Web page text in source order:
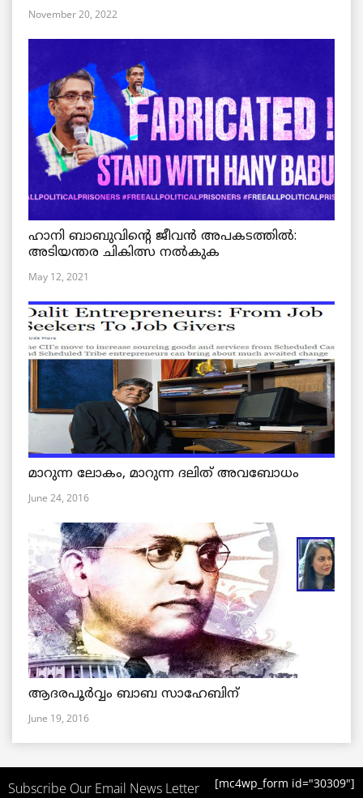
November 20, 2022
ഹാനി ബാബുവിന്റെ ജീവൻ അപകടത്തിൽ:
അടിയന്തര ചികിത്സ നൽകുക
May 12, 2021
മാറുന്ന ലോകം, മാറുന്ന ദലിത് അവബോധം
June 24, 2016
ആദരപൂര്‍വ്വം ബാബ സാഹേബിന്
June 19, 2016
Subscribe Our Email News Letter [mc4wp_form id="30309"]